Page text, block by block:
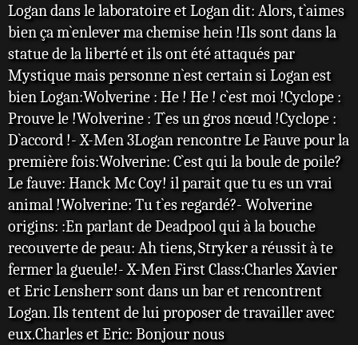
Logan dans le laboratoire et Logan dit: Alors, t`aimes
bien ça m`enlever ma chemise hein !Ils sont dans la
statue de la liberté et ils ont été attaqués par
Mystique mais personne n`est certain si Logan est
bien Logan:Wolverine : He ! He ! c`est moi !Cyclope :
Prouve le !Wolverine : T`es un gros nœud !Cyclope :
D`accord !- X-Men 3Logan rencontre Le Fauve pour la
première fois:Wolverine: C`est qui la boule de poile?
Le fauve: Hanck Mc Coy! il parait que tu es un vrai
animal !Wolverine: Tu t`es regardé?- Wolverine
origins: :En parlant de Deadpool qui à la bouche
recouverte de peau: Ah tiens, Stryker a réussit à te
fermer la gueule!- X-Men First Class:Charles Xavier
et Eric Lensherr sont dans un bar et rencontrent
Logan. Ils tentent de lui proposer de travailler avec
eux.Charles et Eric: Bonjour nous